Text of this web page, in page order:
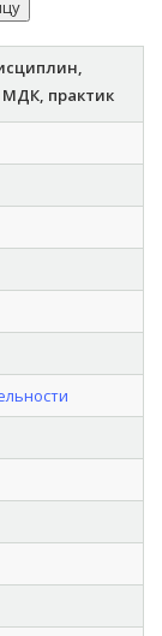
практик